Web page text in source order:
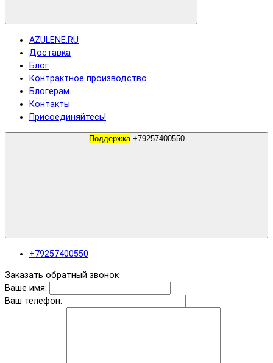
AZULENE.RU
Доставка
Блог
Контрактное производство
Блогерам
Контакты
Присоединяйтесь!
Поддержка +79257400550
+79257400550
Заказать обратный звонок
Ваше имя:
Ваш телефон: